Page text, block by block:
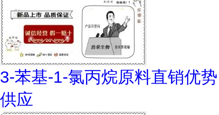
3-苯基-1-氯丙烷原料直销优势
供应